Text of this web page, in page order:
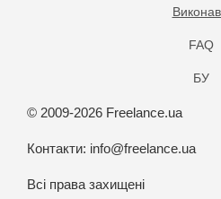
FAQ
БУ
© 2009-2026 Freelance.ua
Контакти: info@freelance.ua
Всі права захищені